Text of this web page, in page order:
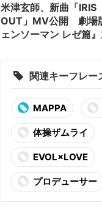
米津玄師、新曲「IRIS
OUT」MV公開 劇場
ェンソーマン レゼ篇』
関連キーフレー
MAPPA
体操ザムライ
EVOL×LOVE
プロデューサー